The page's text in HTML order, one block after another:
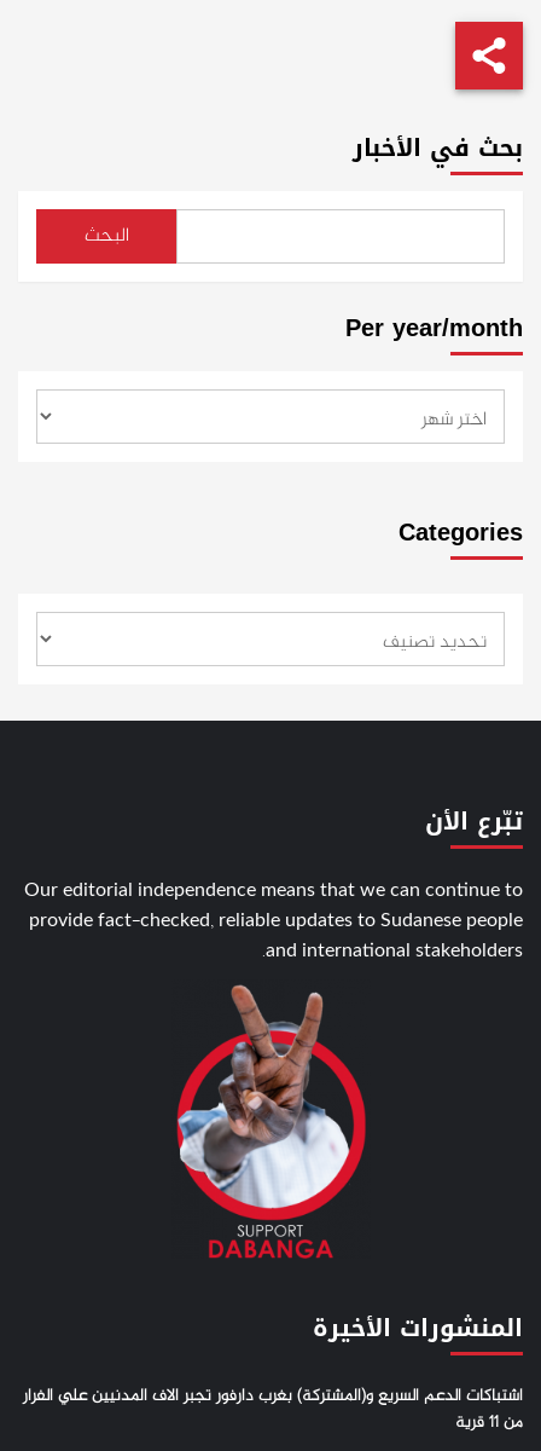
بحث في الأخبار
البحث
Per year/month
Categories
تبّرع الأن
Our editorial independence means that we can continue to
provide fact-checked, reliable updates to Sudanese people
and international stakeholders.
المنشورات الأخيرة
اشتباكات الدعم السريع و(المشتركة) بغرب دارفور تجبر الاف المدنيين علي الفرار
من 11 قرية